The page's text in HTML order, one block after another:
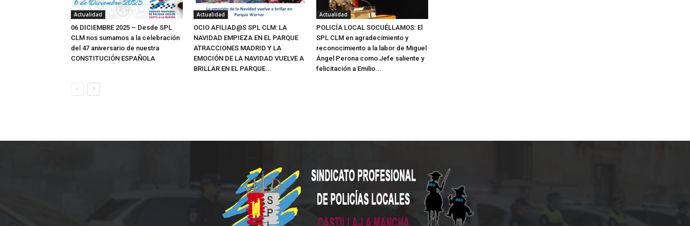
Actualidad
06 DICIEMBRE 2025 – Desde SPL
CLM nos sumamos a la celebración
del 47 aniversario de nuestra
CONSTITUCIÓN ESPAÑOLA
Actualidad
OCIO AFILIAD@S SPL CLM: LA
NAVIDAD EMPIEZA EN EL PARQUE
ATRACCIONES MADRID Y LA
EMOCIÓN DE LA NAVIDAD VUELVE A
BRILLAR EN EL PARQUE...
Actualidad
POLICÍA LOCAL SOCUÉLLAMOS: El
SPL CLM en agradecimiento y
reconocimiento a la labor de Miguel
Ángel Perona como Jefe saliente y
felicitación a Emilio...